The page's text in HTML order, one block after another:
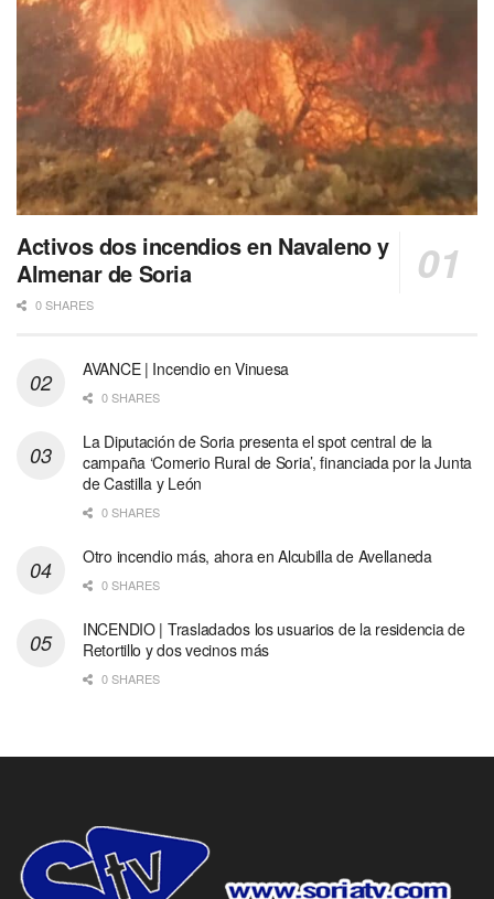
Activos dos incendios en Navaleno y
Almenar de Soria
0 SHARES
AVANCE | Incendio en Vinuesa
0 SHARES
La Diputación de Soria presenta el spot central de la
campaña ‘Comerio Rural de Soria’, financiada por la Junta
de Castilla y León
0 SHARES
Otro incendio más, ahora en Alcubilla de Avellaneda
0 SHARES
INCENDIO | Trasladados los usuarios de la residencia de
Retortillo y dos vecinos más
0 SHARES